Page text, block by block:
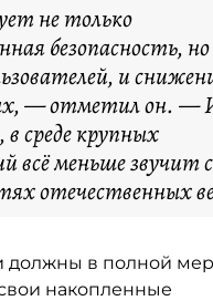
не только
безопасность,
и
— отметил он. —
в среде крупных
всё меньше звучит
отечественных
должны в полной
накопленные